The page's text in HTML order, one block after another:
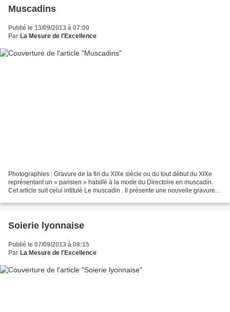
Muscadins
Publié le 13/09/2013 à 07:00
Par La Mesure de l'Excellence
Photographies : Gravure de la fin du XIXe siècle ou du tout début du XIXe
représentant un « parisien » habillé à la mode du Directoire en muscadin.
Cet article suit celui intitulé Le muscadin . Il présente une nouvelle gravure et
Soierie lyonnaise
Publié le 07/09/2013 à 08:15
Par La Mesure de l'Excellence